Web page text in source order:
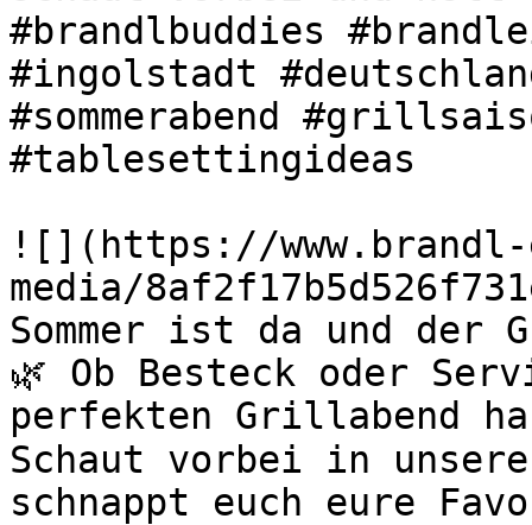
#brandlbuddies
#ingolstadt
#sommerabend
#tablesettingideas
![](https://
media/
Sommer ist da und
🌿 Ob Besteck oder
perfekten Grillabend
Schaut vorbei in
schnappt euch eure